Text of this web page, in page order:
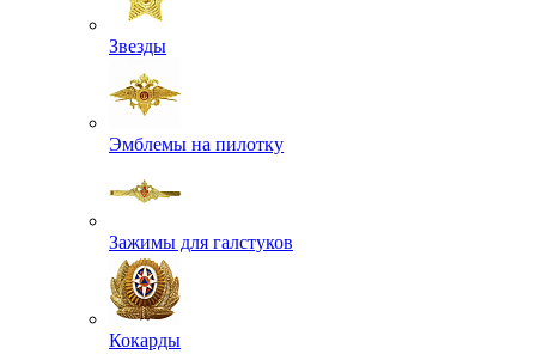
Звезды
Эмблемы на пилотку
Зажимы для галстуков
Кокарды